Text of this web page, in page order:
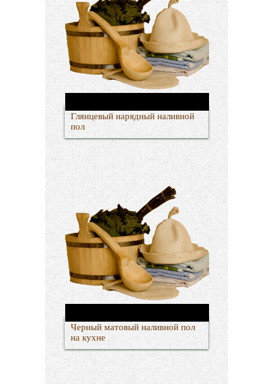
Глянцевый нарядный наливной
пол
Черный матовый наливной пол
на кухне